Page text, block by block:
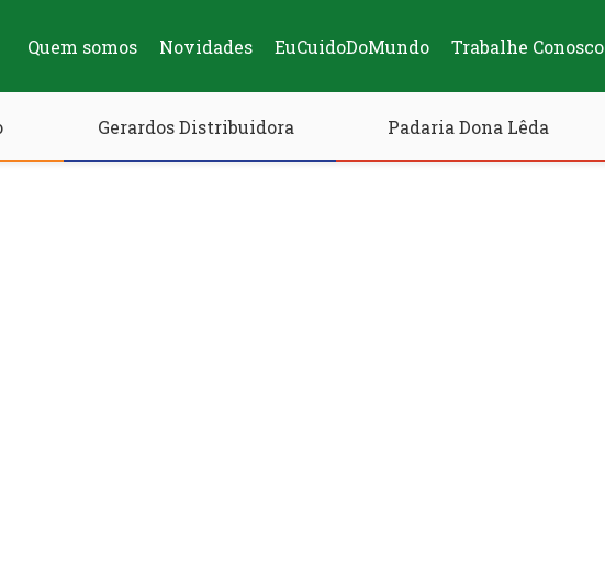
Quem somos Novidades EuCuidoDoMundo Trabalhe Conosco
Gerardos Distribuidora Padaria Dona Lêda